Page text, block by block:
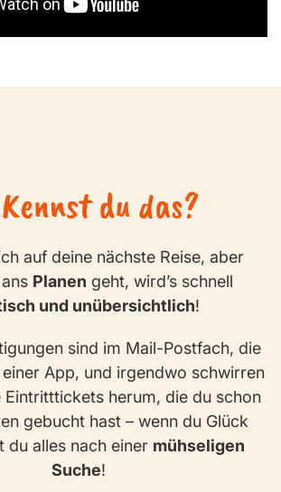
Kennst du das?
auf deine nächste Reise, aber
Planen geht, wird’s schnell
und unübersichtlich!
sind im Mail-Postfach, die
App, und irgendwo schwirren
Eintritttickets herum, die du schon
gebucht hast – wenn du Glück
du alles nach einer mühseligen
Suche!